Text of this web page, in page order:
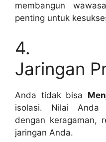
membangun
penting untuk
4.
Jaringan
Anda tidak bisa
isolasi. Nilai Anda
dengan keragaman,
jaringan Anda.